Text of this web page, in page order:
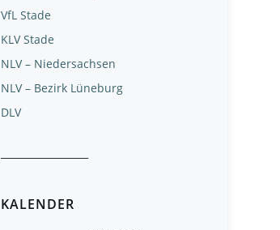
VfL Stade
KLV Stade
NLV – Niedersachsen
NLV – Bezirk Lüneburg
DLV
KALENDER